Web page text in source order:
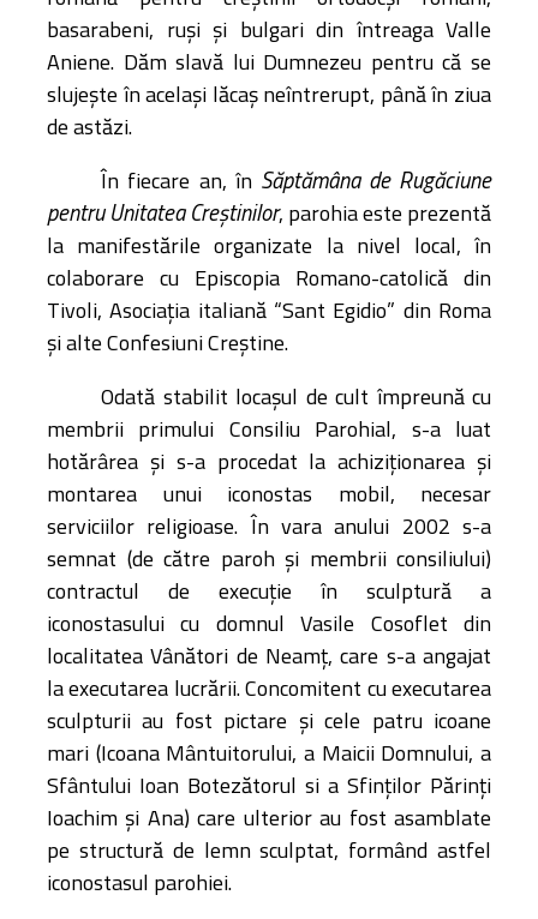
basarabeni, ruşi și bulgari din întreaga Valle
Aniene. Dăm slavă lui Dumnezeu pentru că se
slujeşte în acelaşi lăcaş neîntrerupt, până în ziua
de astăzi.
În fiecare an, în Săptămâna de Rugăciune
pentru Unitatea Creştinilor, parohia este prezentă
la manifestările organizate la nivel local, în
colaborare cu Episcopia Romano-catolică din
Tivoli, Asociaţia italiană “Sant Egidio” din Roma
şi alte Confesiuni Creştine.
Odată stabilit locaşul de cult împreună cu
membrii primului Consiliu Parohial, s-a luat
hotărârea şi s-a procedat la achiziţionarea şi
montarea unui iconostas mobil, necesar
serviciilor religioase. În vara anului 2002 s-a
semnat (de către paroh şi membrii consiliului)
contractul de execuţie în sculptură a
iconostasului cu domnul Vasile Cosoflet din
localitatea Vânători de Neamţ, care s-a angajat
la executarea lucrării. Concomitent cu executarea
sculpturii au fost pictare şi cele patru icoane
mari (Icoana Mântuitorului, a Maicii Domnului, a
Sfântului Ioan Botezătorul si a Sfinților Părinți
Ioachim și Ana) care ulterior au fost asamblate
pe structură de lemn sculptat, formând astfel
iconostasul parohiei.